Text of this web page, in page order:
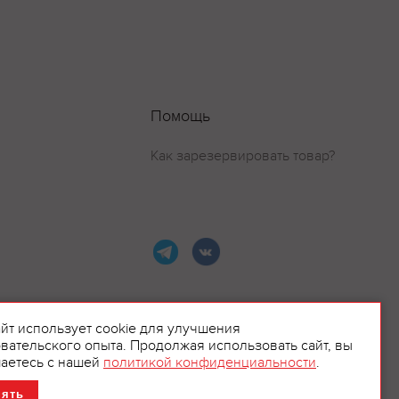
Помощь
Как зарезервировать товар?
использует cookie для улучшения
опыта. Продолжая использовать сайт, вы
с нашей политикой конфиденциальности.